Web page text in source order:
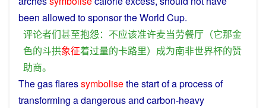
been allowed tosponsorthe World Cup.
评论者们甚至抱怨： 不应该准许麦当劳餐厅 （它那金
色的斗拱象征着过量的卡路里） 成为南非世界杯的赞
助商。
Thegasflaressymbolisethestartofaprocessof
transforming adangerousand carbon-heavy